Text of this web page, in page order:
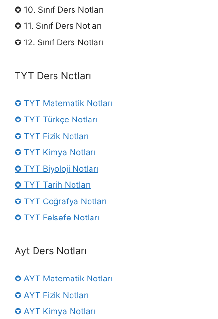
✪ 10. Sınıf Ders Notları
✪ 11. Sınıf Ders Notları
✪ 12. Sınıf Ders Notları
TYT Ders Notları
✪ TYT Matematik Notları
✪ TYT Türkçe Notları
✪ TYT Fizik Notları
✪ TYT Kimya Notları
✪ TYT Biyoloji Notları
✪ TYT Tarih Notları
✪ TYT Coğrafya Notları
✪ TYT Felsefe Notları
Ayt Ders Notları
✪ AYT Matematik Notları
✪ AYT Fizik Notları
✪ AYT Kimya Notları